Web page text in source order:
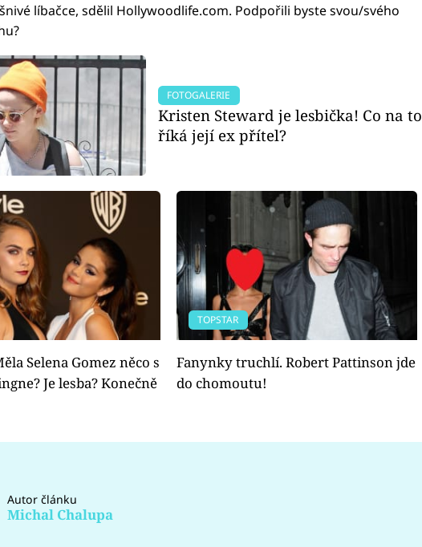
líbačce, sdělil Hollywoodlife.com. Podpořili byste svou/svého
FOTOGALERIE
Kristen Steward je lesbička! Co na to
říká její ex přítel?
Selena Gomez něco s
Je lesba? Konečně
TOPSTAR
Fanynky truchlí. Robert Pattinson jde
do chomoutu!
Autor článku
Michal Chalupa